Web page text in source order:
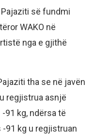
së fundmi
WAKO në
nga e gjithë
tha se në javën
regjistrua asnjë
91 kg, ndërsa të
91 kg u regjistruan